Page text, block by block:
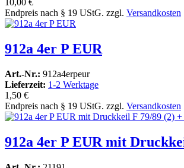
10,00 €
Endpreis nach § 19 UStG. zzgl. Versandkosten
912a 4er P EUR
Art.-Nr.: 912a4erpeur
Lieferzeit: 1-2 Werktage
1,50 €
Endpreis nach § 19 UStG. zzgl. Versandkosten
912a 4er P EUR mit